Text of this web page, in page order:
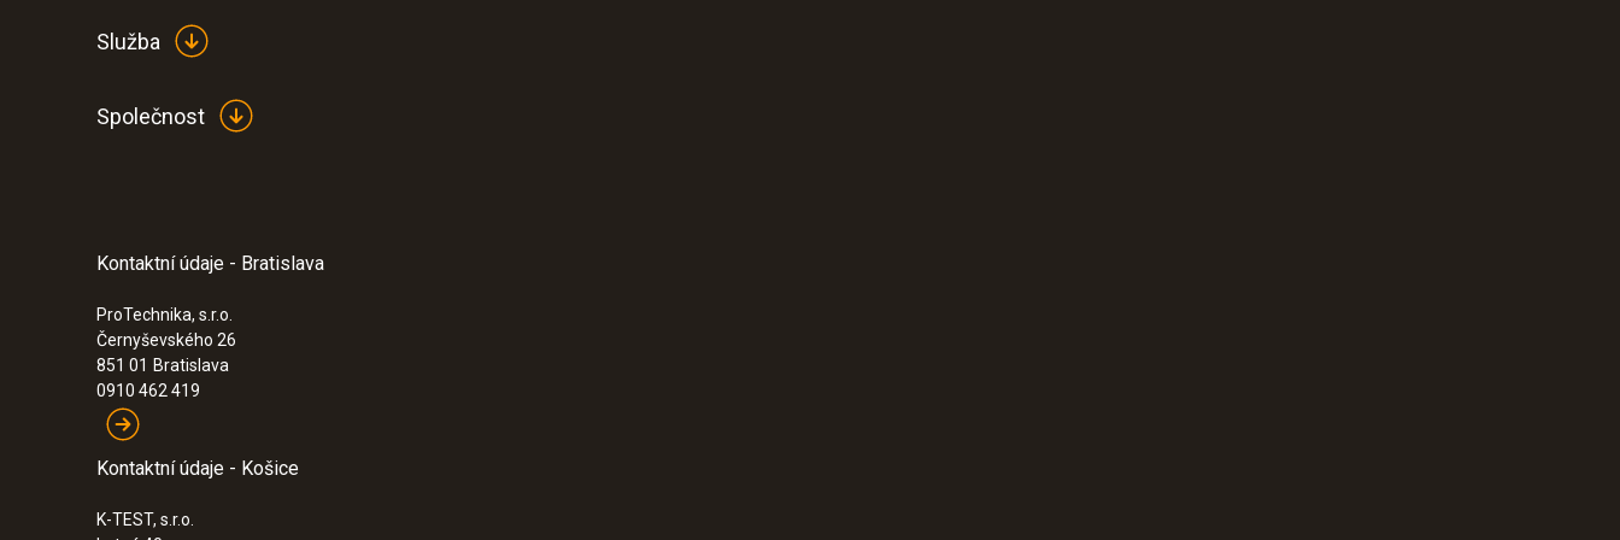
:0563 4800
Služba
Společnost
Kontaktní údaje - Bratislava
ProTechnika, s.r.o.
Černyševského 26
851 01 Bratislava
0910 462 419
Kontaktní údaje - Košice
K-TEST, s.r.o.